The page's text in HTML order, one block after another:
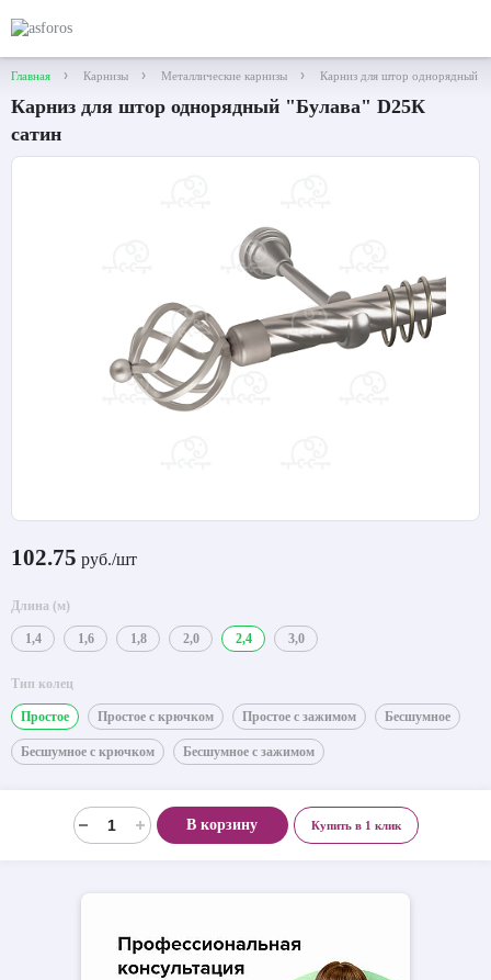
Главная Карнизы Металлические карнизы Карниз для штор однорядный
Карниз для штор однорядный "Булава" D25К
сатин
102.75 руб./шт
Длина (м)
1,4 1,6 1,8 2,0 2,4 3,0
Тип колец
Простое Простое с крючком Простое с зажимом Бесшумное
Бесшумное с крючком Бесшумное с зажимом
В корзину Купить в 1 клик